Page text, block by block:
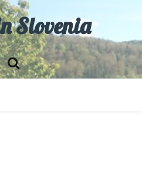
Slovenia